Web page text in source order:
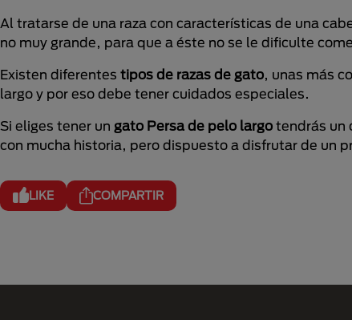
Al tratarse de una raza con características de una
no muy grande, para que a éste no se le dificulte
Existen diferentes tipos de razas de gato, unas más
largo y por eso debe tener cuidados especiales.
Si eliges tener un gato Persa de pelo largo tendrás un
con mucha historia, pero dispuesto a disfrutar de un
LIKE COMPARTIR